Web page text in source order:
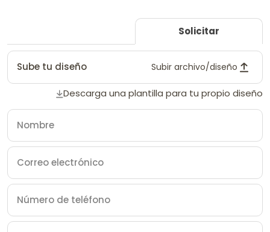
Solicitar
Sube tu diseño Subir archivo/diseño
Descarga una plantilla para tu propio diseño